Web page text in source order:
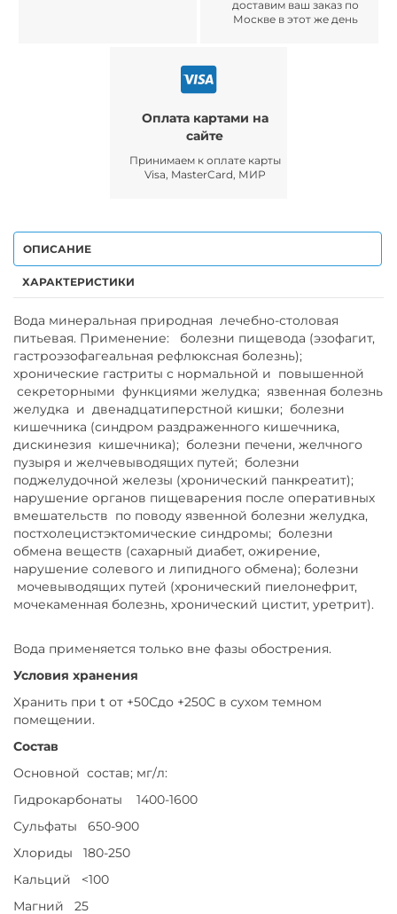
доставим ваш заказ по
Москве в этот же день
Оплата картами на
сайте
Принимаем к оплате карты
Visa, MasterCard, МИР
ОПИСАНИЕ
ХАРАКТЕРИСТИКИ
Вода минеральная природная лечебно-столовая
питьевая. Применение: болезни пищевода (эзофагит,
гастроэзофагеальная рефлюксная болезнь);
хронические гастриты с нормальной и повышенной
секреторными функциями желудка; язвенная болезнь
желудка и двенадцатиперстной кишки; болезни
кишечника (синдром раздраженного кишечника,
дискинезия кишечника); болезни печени, желчного
пузыря и желчевыводящих путей; болезни
поджелудочной железы (хронический панкреатит);
нарушение органов пищеварения после оперативных
вмешательств по поводу язвенной болезни желудка,
постхолецистэктомические синдромы; болезни
обмена веществ (сахарный диабет, ожирение,
нарушение солевого и липидного обмена); болезни
мочевыводящих путей (хронический пиелонефрит,
мочекаменная болезнь, хронический цистит, уретрит).
Вода применяется только вне фазы обострения.
Условия хранения
Хранить при t от +50Сдо +250С в сухом темном
помещении.
Состав
Основной состав; мг/л:
Гидрокарбонаты 1400-1600
Сульфаты 650-900
Хлориды 180-250
Кальций <100
Магний 25